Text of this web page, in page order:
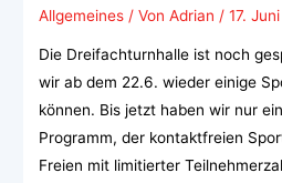
Allgemeines/ Von Adrian / 17.
Die Dreifachturnhalle ist noch
wir ab dem 22.6. wieder einige
können. Bis jetzt haben wir nur
Programm, der kontaktfreien
Freien mit limitierter